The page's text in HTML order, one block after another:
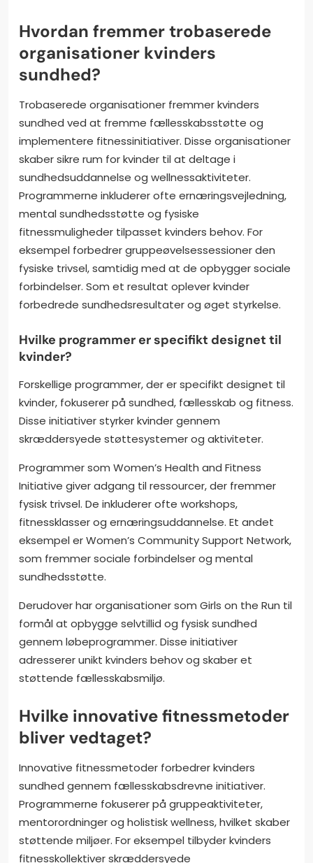
Hvordan fremmer trobaserede
organisationer kvinders
sundhed?
Trobaserede organisationer fremmer kvinders
sundhed ved at fremme fællesskabsstøtte og
implementere fitnessinitiativer. Disse organisationer
skaber sikre rum for kvinder til at deltage i
sundhedsuddannelse og wellnessaktiviteter.
Programmerne inkluderer ofte ernæringsvejledning,
mental sundhedsstøtte og fysiske
fitnessmuligheder tilpasset kvinders behov. For
eksempel forbedrer gruppeøvelsessessioner den
fysiske trivsel, samtidig med at de opbygger sociale
forbindelser. Som et resultat oplever kvinder
forbedrede sundhedsresultater og øget styrkelse.
Hvilke programmer er specifikt designet til
kvinder?
Forskellige programmer, der er specifikt designet til
kvinder, fokuserer på sundhed, fællesskab og fitness.
Disse initiativer styrker kvinder gennem
skræddersyede støttesystemer og aktiviteter.
Programmer som Women’s Health and Fitness
Initiative giver adgang til ressourcer, der fremmer
fysisk trivsel. De inkluderer ofte workshops,
fitnessklasser og ernæringsuddannelse. Et andet
eksempel er Women’s Community Support Network,
som fremmer sociale forbindelser og mental
sundhedsstøtte.
Derudover har organisationer som Girls on the Run til
formål at opbygge selvtillid og fysisk sundhed
gennem løbeprogrammer. Disse initiativer
adresserer unikt kvinders behov og skaber et
støttende fællesskabsmiljø.
Hvilke innovative fitnessmetoder
bliver vedtaget?
Innovative fitnessmetoder forbedrer kvinders
sundhed gennem fællesskabsdrevne initiativer.
Programmerne fokuserer på gruppeaktiviteter,
mentorordninger og holistisk wellness, hvilket skaber
støttende miljøer. For eksempel tilbyder kvinders
fitnesskollektiver skræddersyede